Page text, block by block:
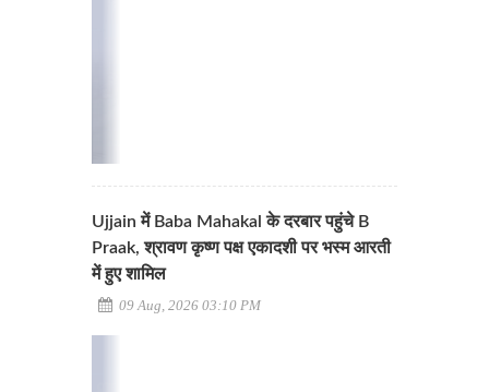
Ujjain में Baba Mahakal के दरबार पहुंचे B
Praak, श्रावण कृष्ण पक्ष एकादशी पर भस्म आरती
में हुए शामिल
09 Aug, 2026 03:10 PM